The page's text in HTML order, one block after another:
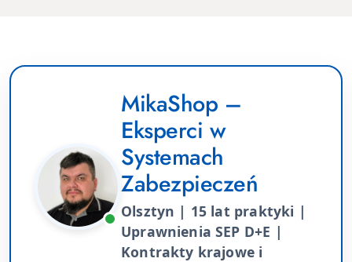
MikaShop –
Eksperci w
Systemach
Zabezpieczeń
Olsztyn | 15 lat praktyki |
Uprawnienia SEP D+E |
Kontrakty krajowe i